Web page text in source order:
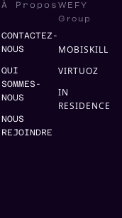
À Propos
CONTACTEZ-
NOUS
QUI
SOMMES-
NOUS
NOUS
REJOINDRE
WEFY
Group
MOBISKILL
VIRTUOZ
IN
RESIDENCE